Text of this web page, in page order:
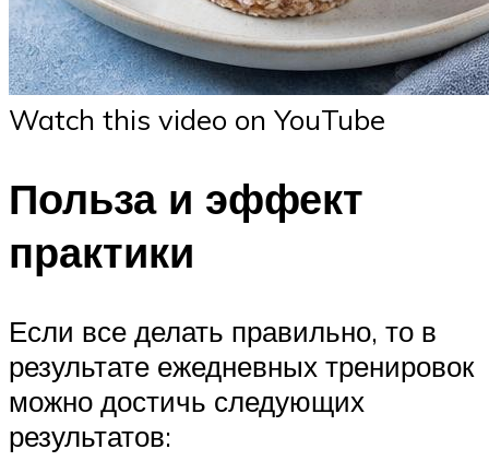
Watch this video on YouTube
Польза и эффект
практики
Если все делать правильно, то в
результате ежедневных тренировок
можно достичь следующих
результатов: